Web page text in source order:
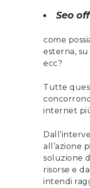
Seo
come
esterna,
ecc?
Tutte
internet
all’azione
soluzione
risorse e
intendi